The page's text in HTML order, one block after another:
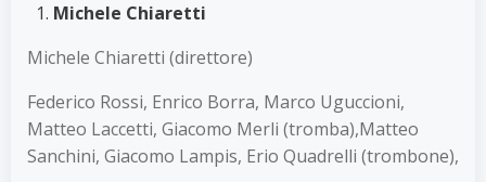
Michele Chiaretti
Michele Chiaretti (direttore)
Federico Rossi, Enrico Borra, Marco Uguccioni,
Matteo Laccetti, Giacomo Merli (tromba),Matteo
Sanchini, Giacomo Lampis, Erio Quadrelli (trombone),